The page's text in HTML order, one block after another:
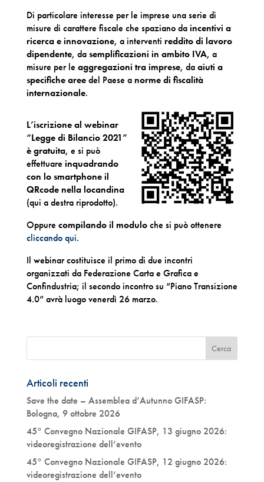
Di particolare interesse per le imprese una serie di
misure di carattere fiscale che spaziano daincentivi a
ricerca e innovazione, a interventi reddito di lavoro
dipendente, dasemplificazioni in ambito IVA, a
misure per le aggregazioni tra imprese, daaiuti a
specifiche areedel Paese a norme di fiscalità
internazionale.
L’iscrizione al webinar
“Legge di Bilancio 2021”
è gratuita, e si può
effettuare inquadrando
con lo smartphone il
QRcode nella locandina
(qui a destra riprodotto).
Oppure compilando il moduloche si può ottenere
cliccando qui.
Il webinar costituisce il primo di due incontri
organizzati da Federazione Carta e Grafica e
Confindustria; il secondo incontro su “Piano Transizione
4.0” avrà luogo venerdì 26 marzo.
Articoli recenti
Save the date – Assemblea d’Autunno GIFASP:
Bologna, 9 ottobre 2026
45° Convegno Nazionale GIFASP, 13 giugno 2026:
videoregistrazione dell’evento
45° Convegno Nazionale GIFASP, 12 giugno 2026:
videoregistrazione dell’evento